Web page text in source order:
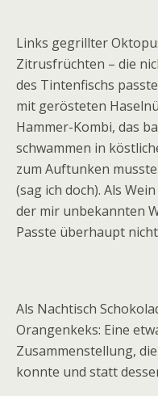
Links gegrillter
Zitrusfrüchten – die
des Tintenfischs
mit gerösteten
Hammer-Kombi, das
schwammen in
zum Auftunken
(sag ich doch). Als
der mir unbekannten
Passte überhaupt
Als Nachtisch
Orangenkeks: Eine
Zusammenstellung,
konnte und statt